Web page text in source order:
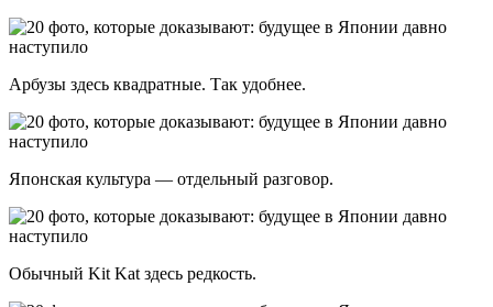
Арбузы здесь квадратные. Так удобнее.
Японская культура — отдельный разговор.
Обычный Kit Kat здесь редкость.